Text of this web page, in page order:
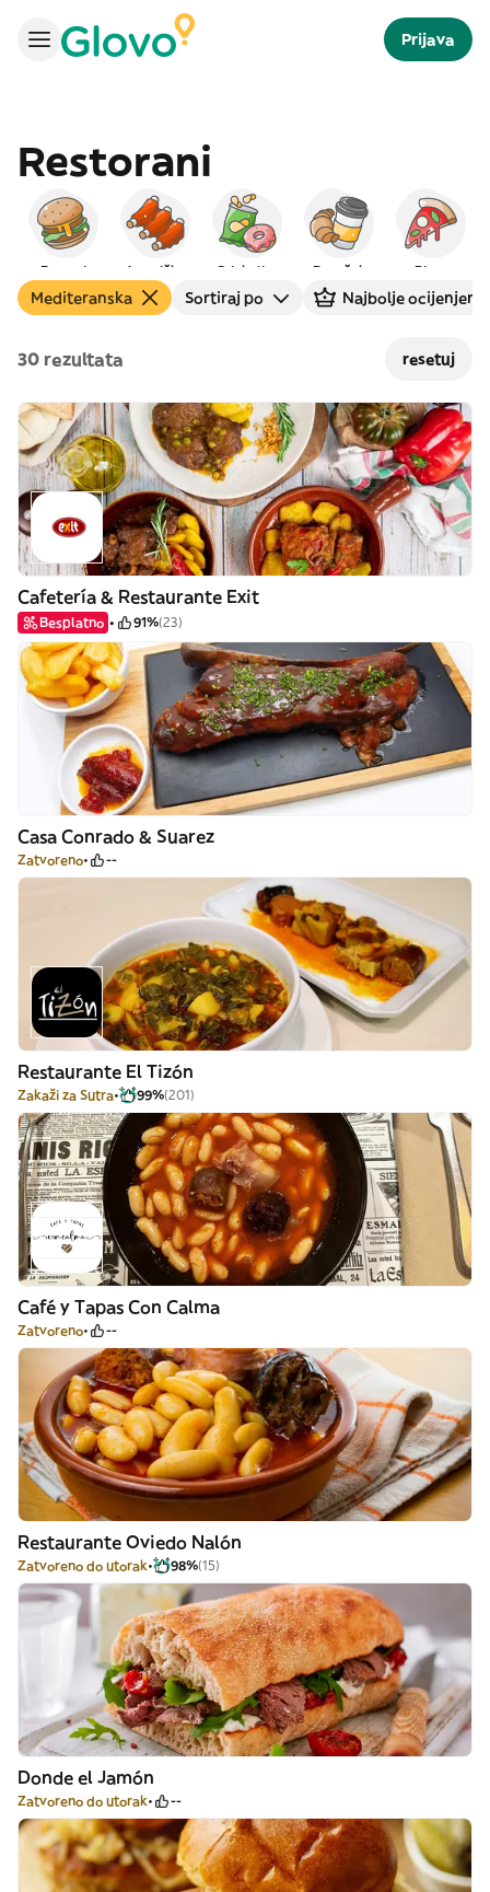
Prijava
Restorani
Burgeri Američka Grickalice Doručak Pizza
Mediteranska Sortiraj po Najbolje ocijenjeni
30 rezultata resetuj
Cafetería & Restaurante Exit
Besplatno 91%(23)
Casa Conrado & Suarez
Zatvoreno --
Restaurante El Tizón
Zakaži za Sutra 99%(201)
Café y Tapas Con Calma
Zatvoreno --
Restaurante Oviedo Nalón
Zatvoreno do utorak 98%(15)
Donde el Jamón
Zatvoreno do utorak --